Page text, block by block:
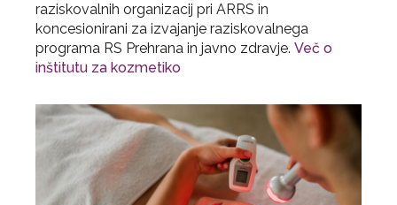
raziskovalnih organizacij pri ARRS in
koncesionirani za izvajanje raziskovalnega
programa RS Prehrana in javno zdravje. Več o
inštitutu za kozmetiko